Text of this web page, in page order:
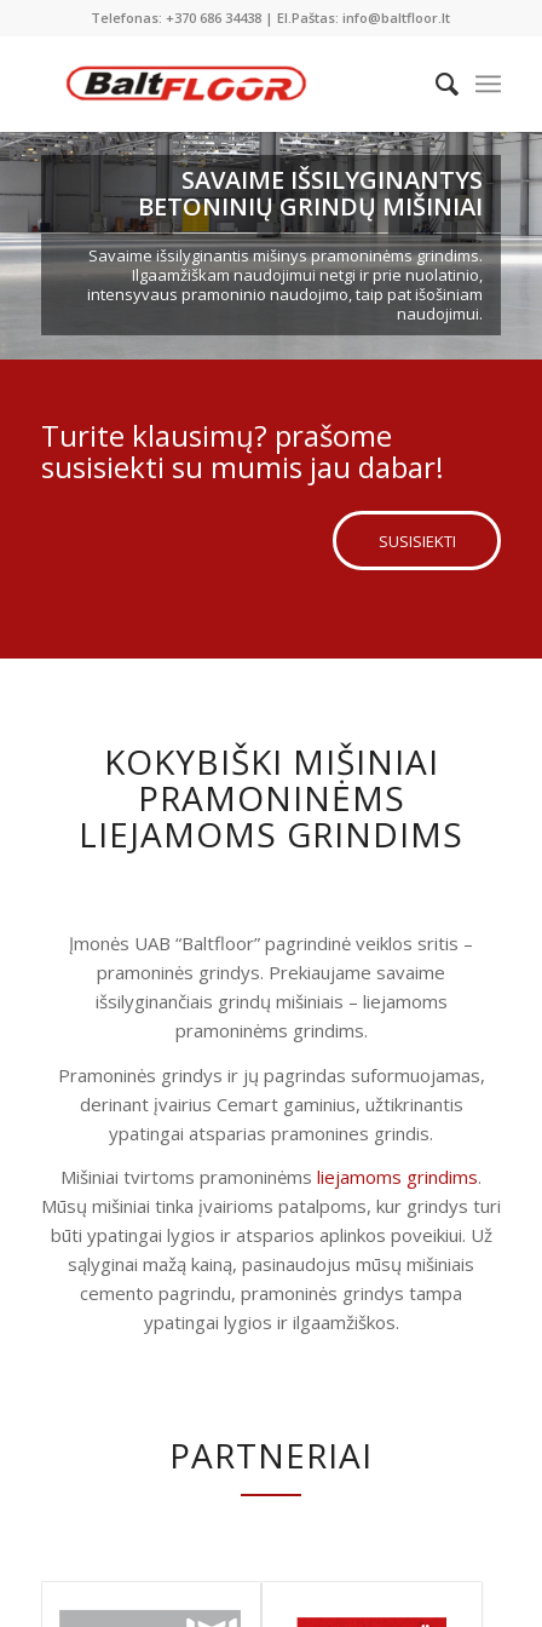
Telefonas: +370 686 34438 | El.Paštas: info@baltfloor.lt
SAVAIME IŠSILYGINANTYS
BETONINIŲ GRINDŲ MIŠINIAI
Savaime išsilyginantis mišinys pramoninėms grindims.
Ilgaamžiškam naudojimui netgi ir prie nuolatinio,
intensyvaus pramoninio naudojimo, taip pat išošiniam
naudojimui.
Turite klausimų? prašome
susisiekti su mumis jau dabar!
SUSISIEKTI
KOKYBIŠKI MIŠINIAI
PRAMONINĖMS
LIEJAMOMS GRINDIMS
Įmonės UAB “Baltfloor” pagrindinė veiklos sritis –
pramoninės grindys. Prekiaujame savaime
išsilyginančiais grindų mišiniais – liejamoms
pramoninėms grindims.
Pramoninės grindys ir jų pagrindas suformuojamas,
derinant įvairius Cemart gaminius, užtikrinantis
ypatingai atsparias pramonines grindis.
Mišiniai tvirtoms pramoninėms liejamoms grindims.
Mūsų mišiniai tinka įvairioms patalpoms, kur grindys turi
būti ypatingai lygios ir atsparios aplinkos poveikiui. Už
sąlyginai mažą kainą, pasinaudojus mūsų mišiniais
cemento pagrindu, pramoninės grindys tampa
ypatingai lygios ir ilgaamžiškos.
PARTNERIAI